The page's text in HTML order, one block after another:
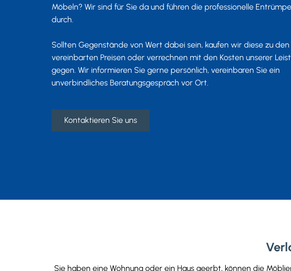
Möbeln? Wir sind für Sie da und führen die professionelle
durch.
Sollten Gegenstände von Wert dabei sein, kaufen wir diese zu den
vereinbarten Preisen oder verrechnen mit den Kosten unserer
gegen. Wir informieren Sie gerne persönlich, vereinbaren Sie ein
unverbindliches Beratungsgespräch vor Ort.
Kontaktieren Sie uns
Sie haben eine Wohnung oder ein Haus geerbt, können die